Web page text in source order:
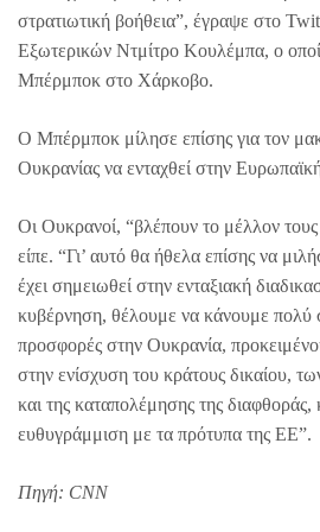
στρατιωτική βοήθεια”, έγραψε στο
Εξωτερικών Ντμίτρο Κουλέμπα, ο
Μπέρμποκ στο Χάρκοβο.
Ο Μπέρμποκ μίλησε επίσης για τον
Ουκρανίας να ενταχθεί στην
Οι Ουκρανοί, “βλέπουν το μέλλον
είπε. “Γι’ αυτό θα ήθελα επίσης να
έχει σημειωθεί στην ενταξιακή
κυβέρνηση, θέλουμε να κάνουμε πολύ
προσφορές στην Ουκρανία,
στην ενίσχυση του κράτους δικαίου,
και της καταπολέμησης της
ευθυγράμμιση με τα πρότυπα της ΕΕ”.
Πηγή: CNN